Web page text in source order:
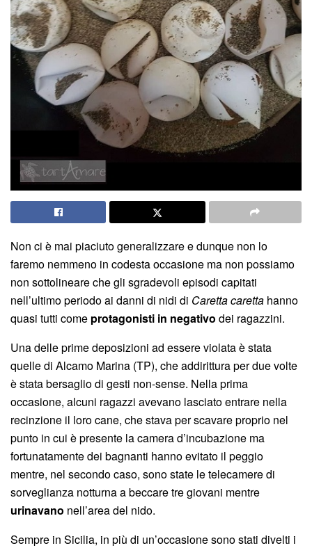
Non ci è mai piaciuto generalizzare e dunque non lo
faremo nemmeno in codesta occasione ma non possiamo
non sottolineare che gli sgradevoli episodi capitati
nell’ultimo periodo ai danni di nidi di Caretta caretta hanno
quasi tutti come protagonisti in negativo dei ragazzini.
Una delle prime deposizioni ad essere violata è stata
quelle di Alcamo Marina (TP), che addirittura per due volte
è stata bersaglio di gesti non-sense. Nella prima
occasione, alcuni ragazzi avevano lasciato entrare nella
recinzione il loro cane, che stava per scavare proprio nel
punto in cui è presente la camera d’incubazione ma
fortunatamente dei bagnanti hanno evitato il peggio
mentre, nel secondo caso, sono state le telecamere di
sorveglianza notturna a beccare tre giovani mentre
urinavano nell’area del nido.
Sempre in Sicilia, in più di un’occasione sono stati divelti i